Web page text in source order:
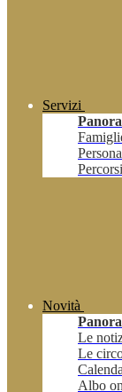
Servizi
Novità
Le
Le
Albo